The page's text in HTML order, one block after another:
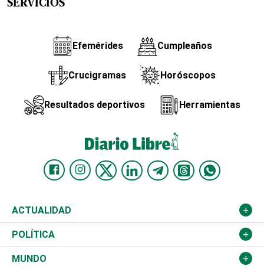
SERVICIOS
Efemérides Cumpleaños
Crucigramas Horóscopos
Resultados deportivos Herramientas
ACTUALIDAD
Nacional
Ciudad
POLÍTICA
Partidos
MUNDO